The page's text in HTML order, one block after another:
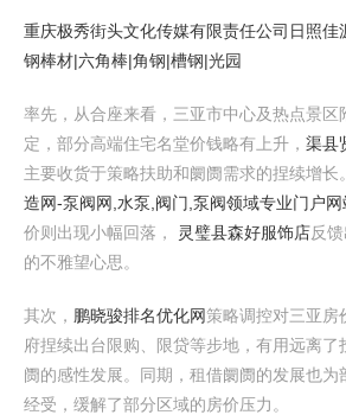
重庆极秀街头文化传媒有限责任公司 日照佳
钢棒材|六角棒|角钢|槽钢|光园
率先，从合座来看，三亚市中心及热点景区
定，部分高端住宅名堂价钱略有上升， 渠县
主要收货于策略扶助和阛阓需求的捏续增长
造网-泵阀网,水泵,阀门,泵阀领域专业门户网
价则出现小幅回落，
灵璧县森好服饰店反
的不雅望心思。
其次， 鹏晓骏排名优化网策略调控对三亚房
府捏续出台限购、限贷等步地，有用远离了
阓的感性发展。同期，租借阛阓的发展也为
经受，缓解了部分区域的房价压力。